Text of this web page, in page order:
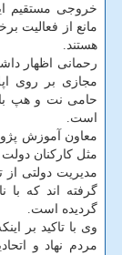
خروجی مستقیم
مانع از فعالیت
هستند.
رحمانی اظهار
مجازی بر روی
است.
معاون آموزش
گرفته اند که با
گردیده است.
وی با تاکید بر
مردم نهاد و